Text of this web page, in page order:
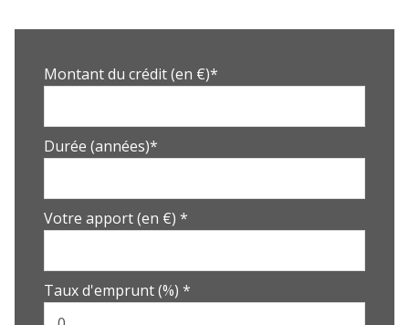
Montant du crédit (en €)*
Durée (années)*
Votre apport (en €) *
Taux d'emprunt (%) *